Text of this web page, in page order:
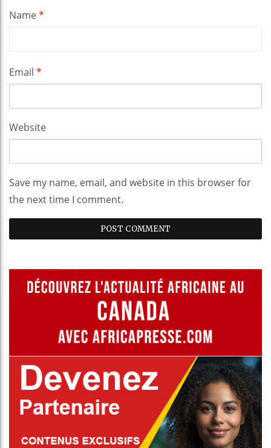
Name*
Email *
Website
Save my name, email, and website in this browser for
the next time I comment.